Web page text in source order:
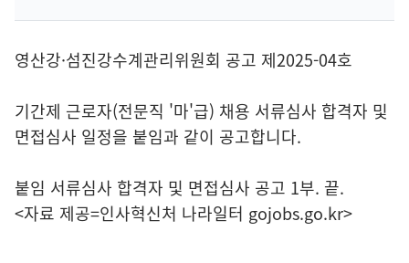
영산강·섬진강수계관리위원회 공고 제2025-04호
기간제 근로자(전문직 '마'급) 채용 서류심사 합격자 및
면접심사 일정을 붙임과 같이 공고합니다.
붙임 서류심사 합격자 및 면접심사 공고 1부. 끝.
<자료 제공=인사혁신처 나라일터 gojobs.go.kr>